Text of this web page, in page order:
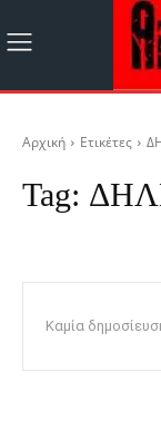
Αρχική Ετικέτες
Tag:
Καμία